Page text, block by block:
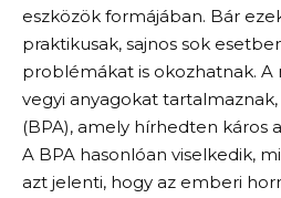
eszközök formájában. Bár
praktikusak, sajnos sok
problémákat is okozhatnak. A
vegyi anyagokat
(BPA), amely hírhedten káros
A BPA hasonlóan viselkedik,
azt jelenti, hogy az emberi